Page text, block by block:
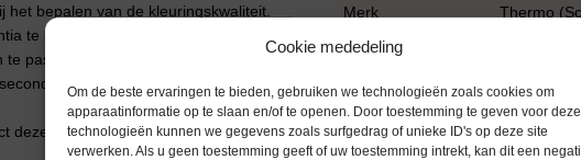
Cookie mededeling
Om de beste ervaringen te bieden, gebruiken we technologieën zoals cookies om
apparaatinformatie op te slaan en/of te openen. Door toestemming te geven voor deze
technologieën kunnen we gegevens zoals surfgedrag of unieke ID's op deze site
verwerken. Als u geen toestemming geeft of uw toestemming intrekt, kan dit een
bepalen van de kleuringskwaliteit.
te regelen, die onafhankelijk van elkaar of
passen voor het gewenste effect.
in een reagens worden
dezelfde reagentia resulteert in een langere
Merk Thermo
Garantie
Conditie Gebruikt in